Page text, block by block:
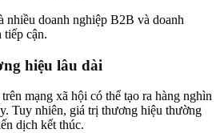
doanh nghiệp B2B và doanh
tiếp cận.
hiệu lâu dài
mạng xã hội có thể tạo ra hàng nghìn
Tuy nhiên, giá trị thương hiệu thường
dịch kết thúc.